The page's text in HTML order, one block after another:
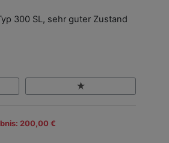
300 SL, sehr guter Zustand
200,00 €